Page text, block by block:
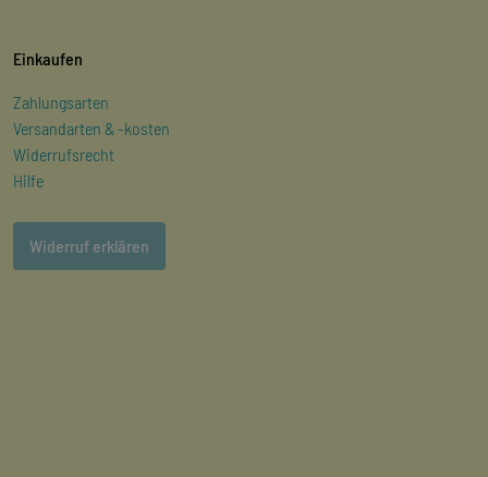
Einkaufen
Zahlungsarten
Versandarten & -kosten
Widerrufsrecht
Hilfe
Widerruf erklären